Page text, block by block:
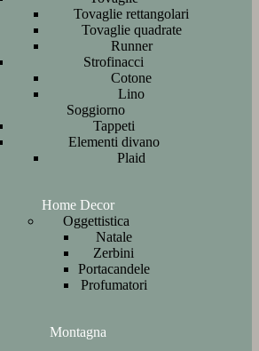
Tovaglie rettangolari
Tovaglie quadrate
Runner
Strofinacci
Cotone
Lino
Soggiorno
Tappeti
Elementi divano
Plaid
Home Decor
Oggettistica
Natale
Zerbini
Portacandele
Profumatori
Montagna